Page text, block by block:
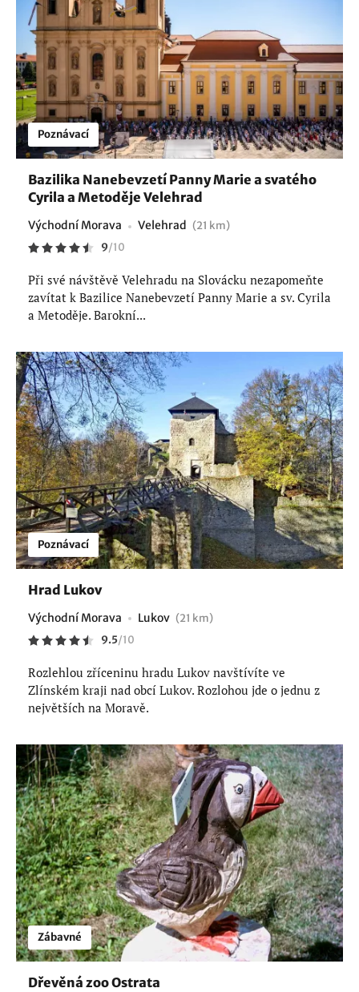
Poznávací
Bazilika Nanebevzetí Panny Marie a svatého
Cyrila a Metoděje Velehrad
Východní Morava Velehrad
(21 km)
9/10
Při své návštěvě Velehradu na Slovácku nezapomeňte
zavítat k Bazilice Nanebevzetí Panny Marie a sv. Cyrila
a Metoděje. Barokní...
Poznávací
Hrad Lukov
Východní Morava Lukov (21 km)
9.5/10
Rozlehlou zříceninu hradu Lukov navštívíte ve
Zlínském kraji nad obcí Lukov. Rozlohou jde o jednu z
největších na Moravě.
Zábavné
Dřevěná zoo Ostrata